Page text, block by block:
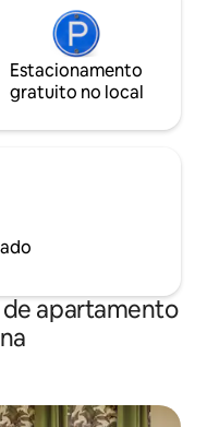
Estacionamento
gratuito no local
apartamento